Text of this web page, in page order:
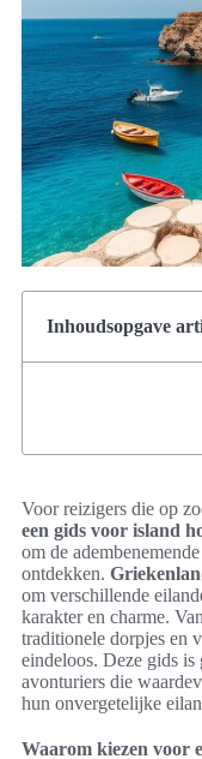
Inhoudsopgave
Voor reizigers die op
een gids voor island
om de
ontdekken.
om verschillende
karakter en charme.
traditionele dorpjes en
eindeloos. Deze gids is
avonturiers die
hun onvergetelijke
Waarom kiezen voor